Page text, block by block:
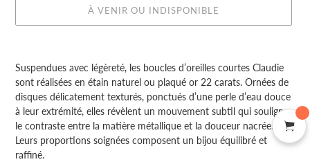
À VENIR OU INDISPONIBLE
produit
à
votre
panier
Suspendues avec légèreté, les boucles d’oreilles courtes Claudie
sont réalisées en étain naturel ou plaqué or 22 carats. Ornées de
disques délicatement texturés, ponctués d’une perle d’eau douce
à leur extrémité, elles révèlent un mouvement subtil qui souligne
le contraste entre la matière métallique et la douceur nacrée.
Leurs proportions soignées composent un bijou équilibré et
raffiné.